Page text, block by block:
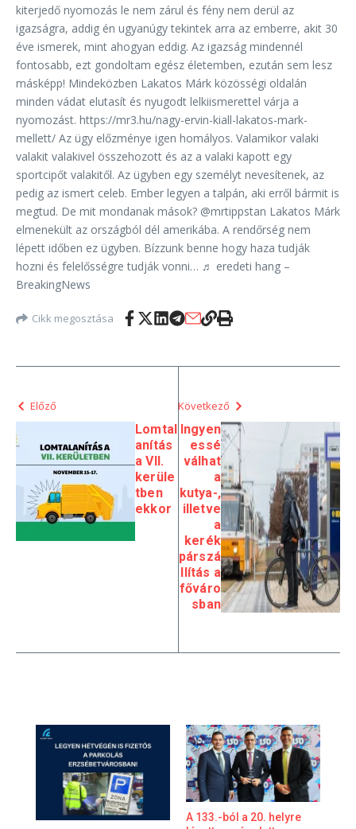
kiterjedő nyomozás le nem zárul és fény nem derül az
igazságra, addig én ugyanúgy tekintek arra az emberre, akit 30
éve ismerek, mint ahogyan eddig. Az igazság mindennél
fontosabb, ezt gondoltam egész életemben, ezután sem lesz
másképp! Mindeközben Lakatos Márk közösségi oldalán
minden vádat elutasít és nyugodt lelkiismerettel várja a
nyomozást. https://mr3.hu/nagy-ervin-kiall-lakatos-mark-
mellett/ Az ügy előzménye igen homályos. Valamikor valaki
valakit valakivel összehozott és az a valaki kapott egy
sportcipőt valakitől. Az ügyben egy személyt nevesítenek, az
pedig az ismert celeb. Ember legyen a talpán, aki erről bármit is
megtud. De mit mondanak mások? @mrtippstan Lakatos Márk
elmenekült az országból dél amerikába. A rendőrség nem
lépett időben ez ügyben. Bízzunk benne hogy haza tudják
hozni és felelősségre tudják vonni… ♬ eredeti hang –
BreakingNews
Cikk megosztása
Előző
Lomtal
anítás
a VII.
kerüle
tben
ekkor
Következő
Ingyen
essé
válhat
a
kutya-,
illetve
a
kerék
párszá
llítás a
főváro
sban
A 133.-ból a 20. helyre